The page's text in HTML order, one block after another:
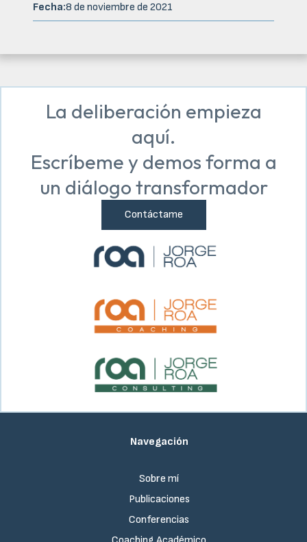
Fecha:8 de noviembre de 2021
La deliberación empieza
aquí.
Escríbeme y demos forma a
un diálogo transformador
Contáctame
Navegación
Sobre mí
Publicaciones
Conferencias